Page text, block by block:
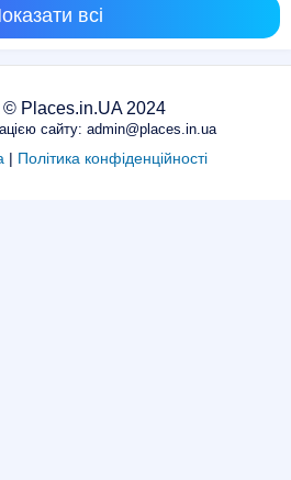
всі
© Places.in.UA 2024
сайту: admin@places.in.ua
| Політика конфіденційності